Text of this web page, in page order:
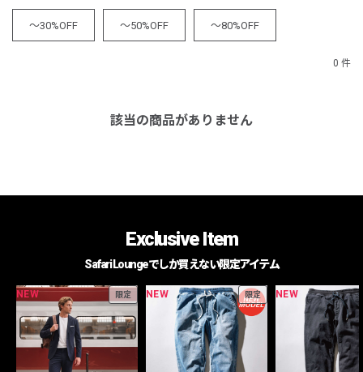
～30%OFF ～50%OFF ～80%OFF
0 件
該当の商品がありません
Exclusive Item
Safari Loungeでしか買えない限定アイテム
NEW 限定 NEW 限定 NEW